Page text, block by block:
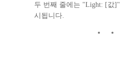
두 번째 줄에는 "Light: [값
시됩니다.